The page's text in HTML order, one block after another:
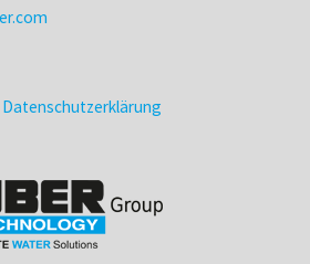
Datenschutzerklärung